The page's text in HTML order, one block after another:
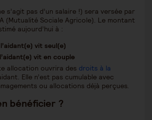
s’agit pas d’un salaire !) sera versée par
(Mutualité Sociale Agricole). Le montant
aujourd’hui à :
vit seul(e)
vit en couple
allocation ouvrira des droits à la
Elle n’est pas cumulable avec
ou allocations déjà perçues.
bénéficier ?